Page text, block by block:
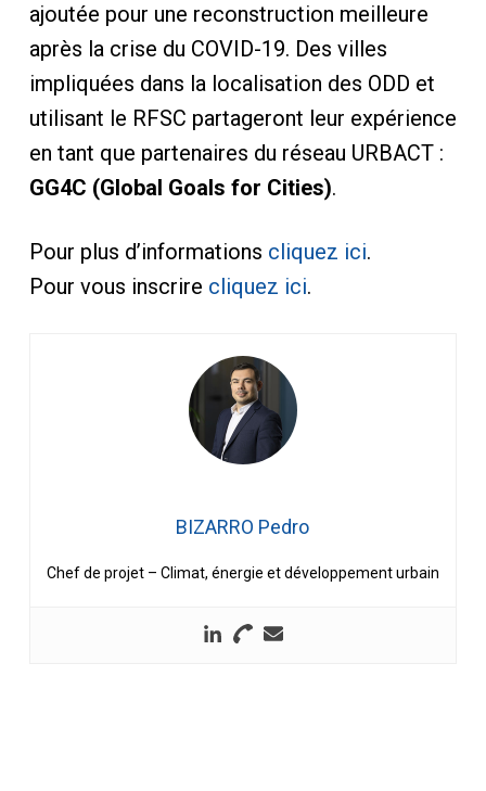
ajoutée pour une reconstruction meilleure
après la crise du COVID-19. Des villes
impliquées dans la localisation des ODD et
utilisant le RFSC partageront leur expérience
en tant que partenaires du réseau URBACT :
GG4C (Global Goals for Cities).
Pour plus d’informations cliquez ici.
Pour vous inscrire cliquez ici.
BIZARRO Pedro
Chef de projet – Climat, énergie et développement urbain